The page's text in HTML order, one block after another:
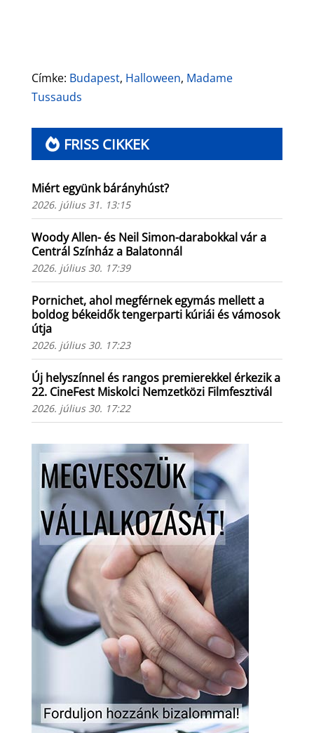
Címke: Budapest, Halloween, Madame
Tussauds
FRISS CIKKEK
Miért együnk bárányhúst?
2026. július 31. 13:15
Woody Allen- és Neil Simon-darabokkal vár a
Centrál Színház a Balatonnál
2026. július 30. 17:39
Pornichet, ahol megférnek egymás mellett a
boldog békeidők tengerparti kúriái és vámosok
útja
2026. július 30. 17:23
Új helyszínnel és rangos premierekkel érkezik a
22. CineFest Miskolci Nemzetközi Filmfesztivál
2026. július 30. 17:22